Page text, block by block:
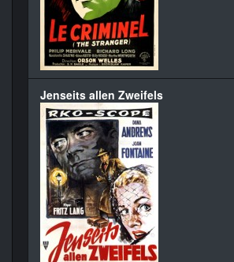
Jenseits allen Zweifels